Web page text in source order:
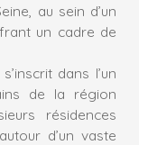
au sein d’un
un cadre de
dans l’un
de la région
résidences
d’un vaste